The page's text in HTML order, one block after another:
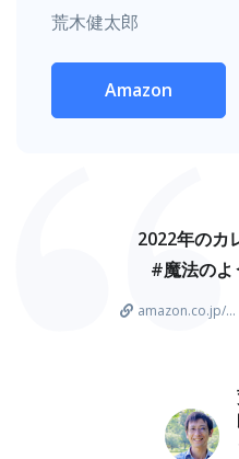
荒木健太郎
Amazon
2022年のカ
#魔法のよ
amazon.co.jp/...